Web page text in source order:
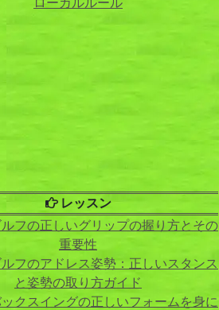
レッスン
ルフの正しいグリップの握り方とその
重要性
ルフのアドレス姿勢：正しいスタンス
と姿勢の取り方ガイド
ックスイングの正しいフォームを身に